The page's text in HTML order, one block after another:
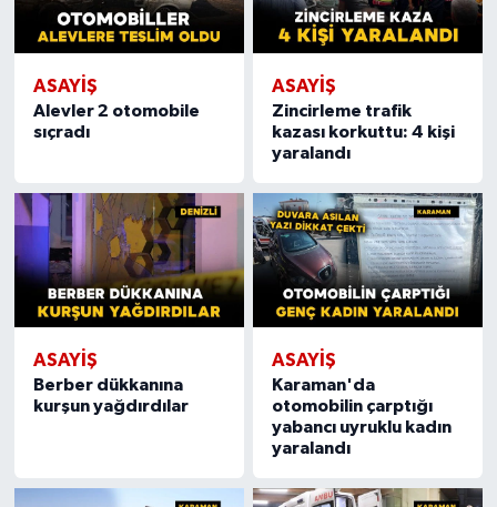
ASAYIŞ
Alevler 2 otomobile
sıçradı
ASAYIŞ
Zincirleme trafik
kazası korkuttu: 4 kişi
yaralandı
ASAYIŞ
Berber dükkanına
kurşun yağdırdılar
ASAYIŞ
Karaman'da
otomobilin çarptığı
yabancı uyruklu kadın
yaralandı